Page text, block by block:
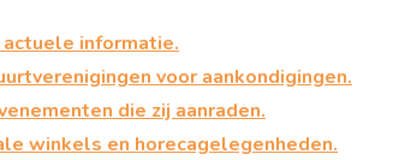
informatie.
voor aankondigingen.
die zij aanraden.
winkels en horecagelegenheden.